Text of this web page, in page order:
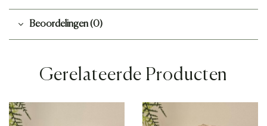
Beoordelingen (0)
Gerelateerde Producten